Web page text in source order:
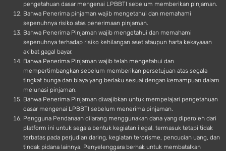
pengetahuan dasar mengenai LPBBTI sebelum memberikan pinjaman.
Bahwa Penerima pinjaman wajib mengetahui dan memahami
sepenuhnya risiko atas penerimaan pinjaman.
Bahwa Penerima Pinjaman wajib mengetahui dan memahami
sepenuhnya terhadap risiko kehilangan aset ataupun harta kekayaaan
akibat gagal bayar.
Bahwa Penerima Pinjaman wajib telah mengetahui dan
mempertimbangkan sebelum memberikan persetujuan atas segala
tingkat bunga dan biaya yang berlaku sesuai dengan kemampuan dalam
melunasi pinjaman.
Bahwa Penerima Pinjaman diwajibkan untuk mempelajari pengetahuan
dasar mengenai LPBBTI sebelum menerima pinjaman.
Pengguna Pendanaan dilarang menggunakan dana yang diperoleh dari
platform ini untuk segala bentuk kegiatan ilegal, termasuk tetapi tidak
terbatas pada perjudian daring, kegiatan terorisme, pencucian uang, dan
tindak pidana lainnya. Penyelenggara berhak untuk membatalkan